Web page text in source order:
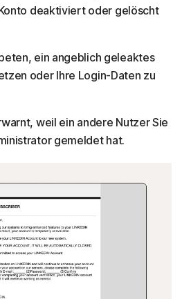
deaktiviert oder gelöscht
ein angeblich geleaktes
oder Ihre Login-Daten zu
weil ein andere Nutzer Sie
gemeldet hat.